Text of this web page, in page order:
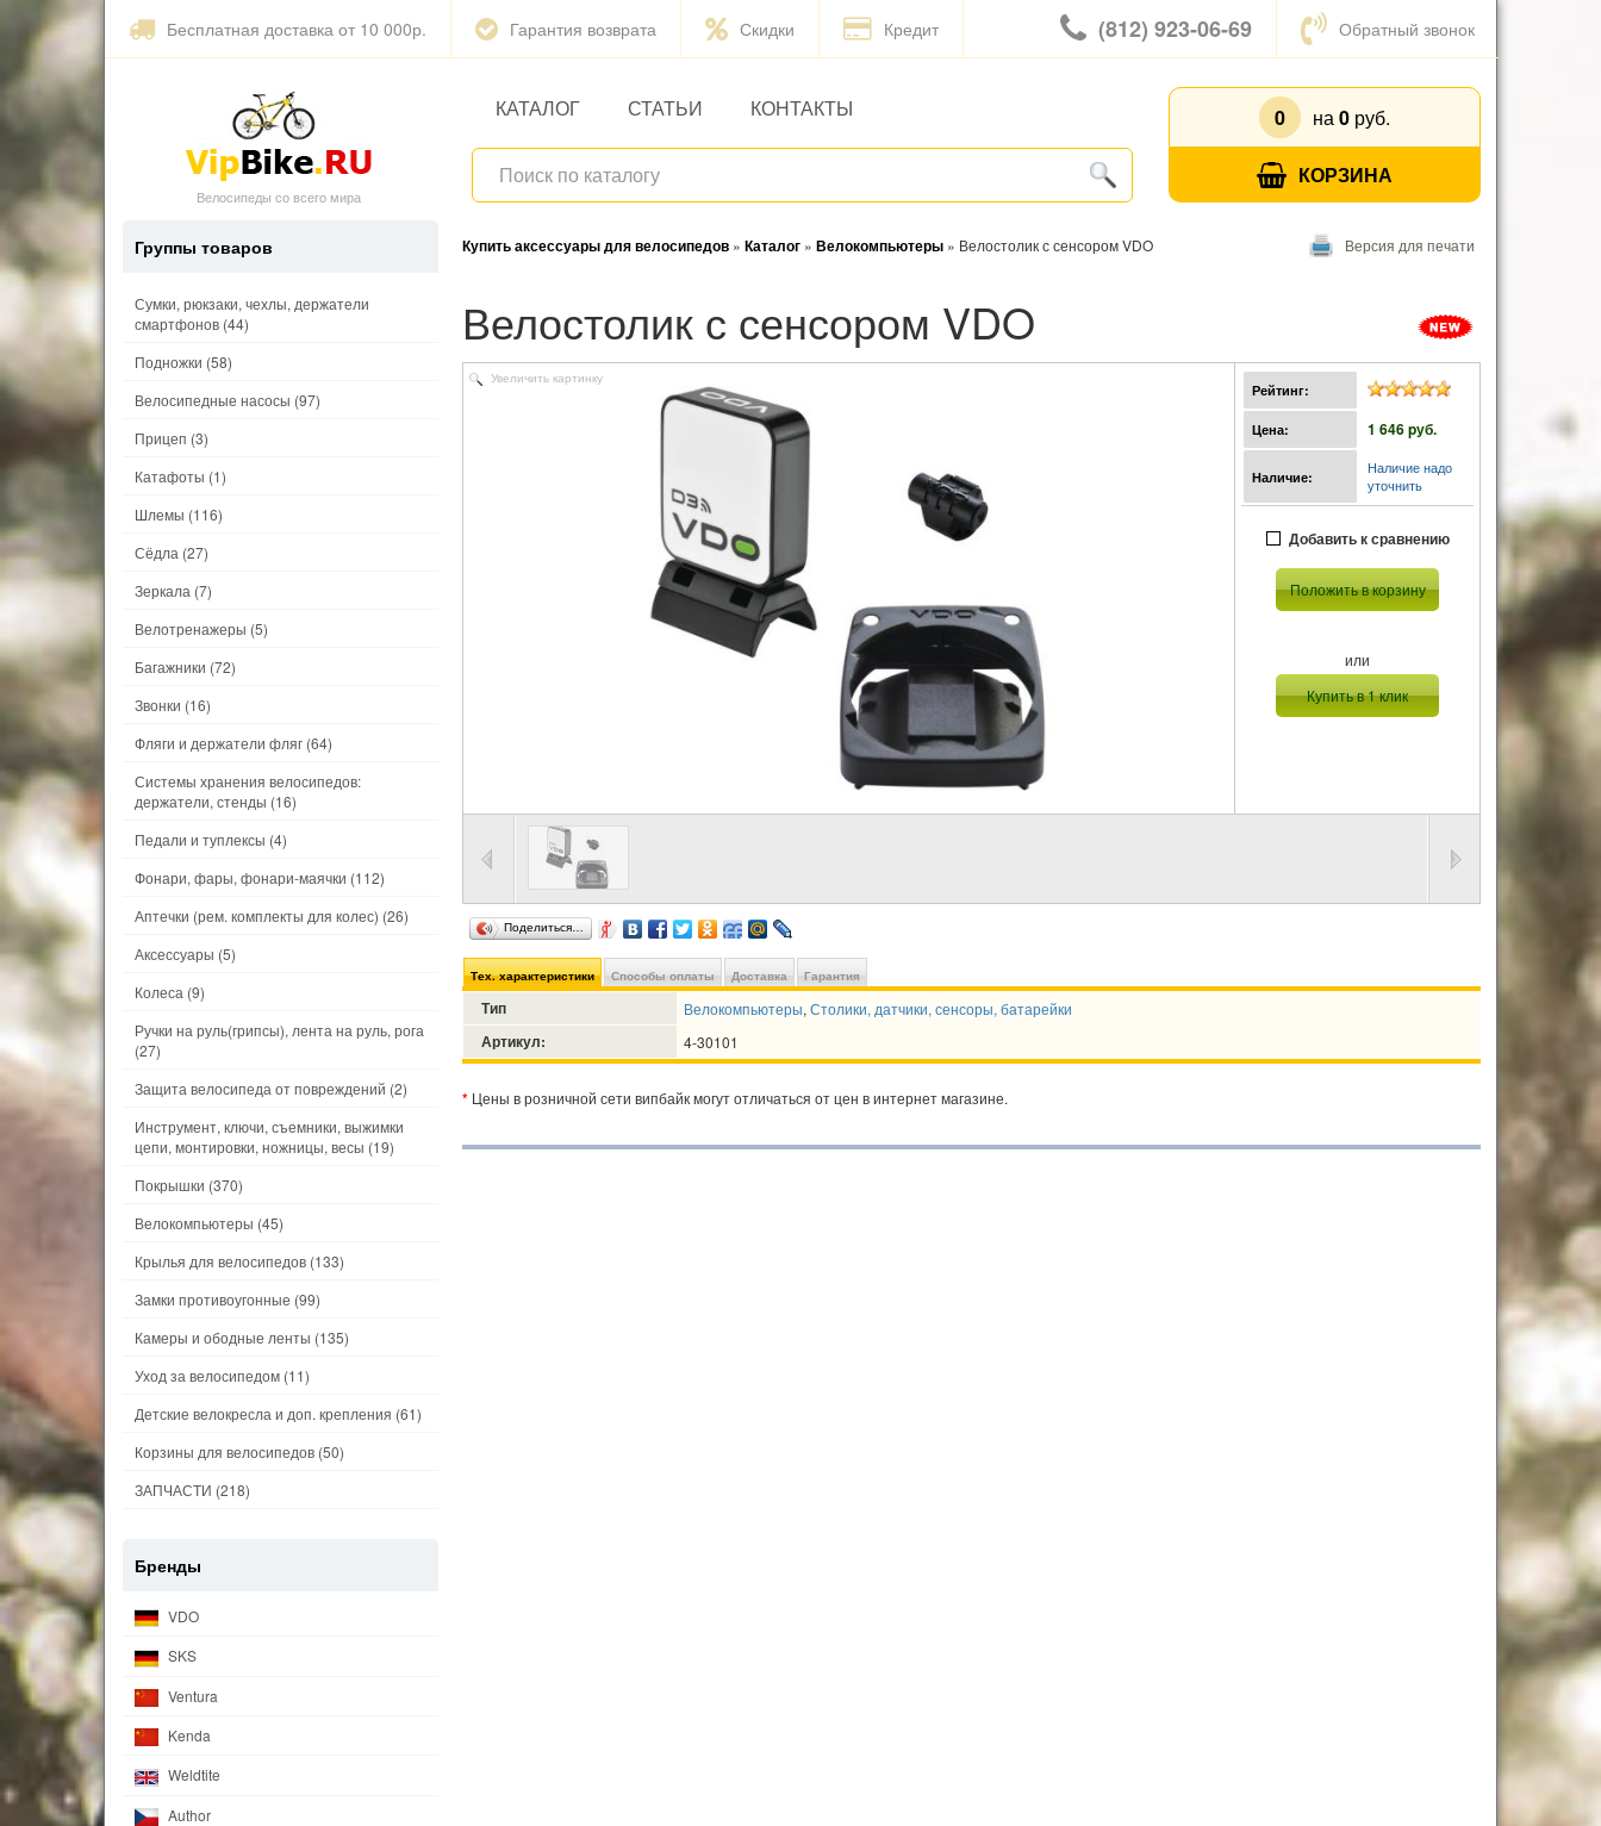
Бесплатная доставка от 10 000р. Гарантия возврата Скидки Кредит (812) 923-06-69 Обратный звонок
Велосипеды со всего мира
КАТАЛОГ СТАТЬИ КОНТАКТЫ 0 на 0руб.
КОРЗИНА
Купить аксессуары для велосипедов » Каталог » Велокомпьютеры » Велостолик с сенсором VDO Версия для печати
Велостолик с сенсором VDO
Увеличить картинку
Рейтинг:
Цена: 1 646 pуб.
Наличие:
Наличие надо
уточнить
Добавить к сравнению
Положить в корзину
или
Купить в 1 клик
Поделиться…
Тех. характеристики Способы оплаты Доставка Гарантия
Тип Велокомпьютеры, Столики, датчики, сенсоры, батарейки
Артикул: 4-30101
* Цены в розничной сети випбайк могут отличаться от цен в интернет магазине.
Группы товаров
Сумки, рюкзаки, чехлы, держатели
смартфонов (44)
Подножки (58)
Велосипедные насосы (97)
Прицеп (3)
Катафоты (1)
Шлемы (116)
Сёдла (27)
Зеркала (7)
Велотренажеры (5)
Багажники (72)
Звонки (16)
Фляги и держатели фляг (64)
Системы хранения велосипедов:
держатели, стенды (16)
Педали и туплексы (4)
Фонари, фары, фонари-маячки (112)
Аптечки (рем. комплекты для колес) (26)
Аксессуары (5)
Колеса (9)
Ручки на руль(грипсы), лента на руль, рога
(27)
Защита велосипеда от повреждений (2)
Инструмент, ключи, съемники, выжимки
цепи, монтировки, ножницы, весы (19)
Покрышки (370)
Велокомпьютеры (45)
Крылья для велосипедов (133)
Замки противоугонные (99)
Камеры и ободные ленты (135)
Уход за велосипедом (11)
Детские велокресла и доп. крепления (61)
Корзины для велосипедов (50)
ЗАПЧАСТИ (218)
Бренды
VDO
SKS
Ventura
Kenda
Weldtite
Author